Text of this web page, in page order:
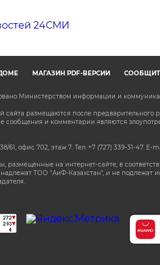
24СМИ
МАГАЗИН PDF-ВЕРСИЙ
Министерством информации и
размещаются после предварительного
сообщения и комментарии являются
61, офис 702, этаж 7. Тел: +7 (727) 339-31-47.
размещённые на интернет-сайте, в
ТОО "АиФ-Казахстан", и не